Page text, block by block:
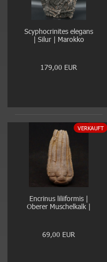
Scyphocrinites elegans
| Silur | Marokko
179,00 EUR
VERKAUFT
Encrinus liliiformis |
Oberer Muschelkalk |
69,00 EUR